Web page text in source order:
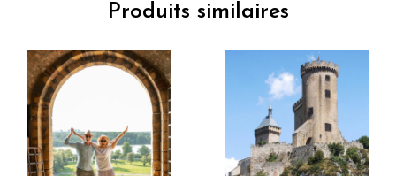
Produits similaires